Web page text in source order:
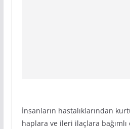
İnsanların hastalıklarından
haplara ve ileri ilaçlara